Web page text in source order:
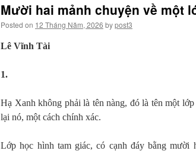
Mười hai mảnh chuyện về một
Posted on 12 Tháng Năm, 2026 bypost3
Lê Vĩnh Tài
1.
Hạ Xanh không phải là tên nàng, đó là tên một
lại nó, một cách chính xác.
Lớp học hình tam giác, có cạnh đáy bằng